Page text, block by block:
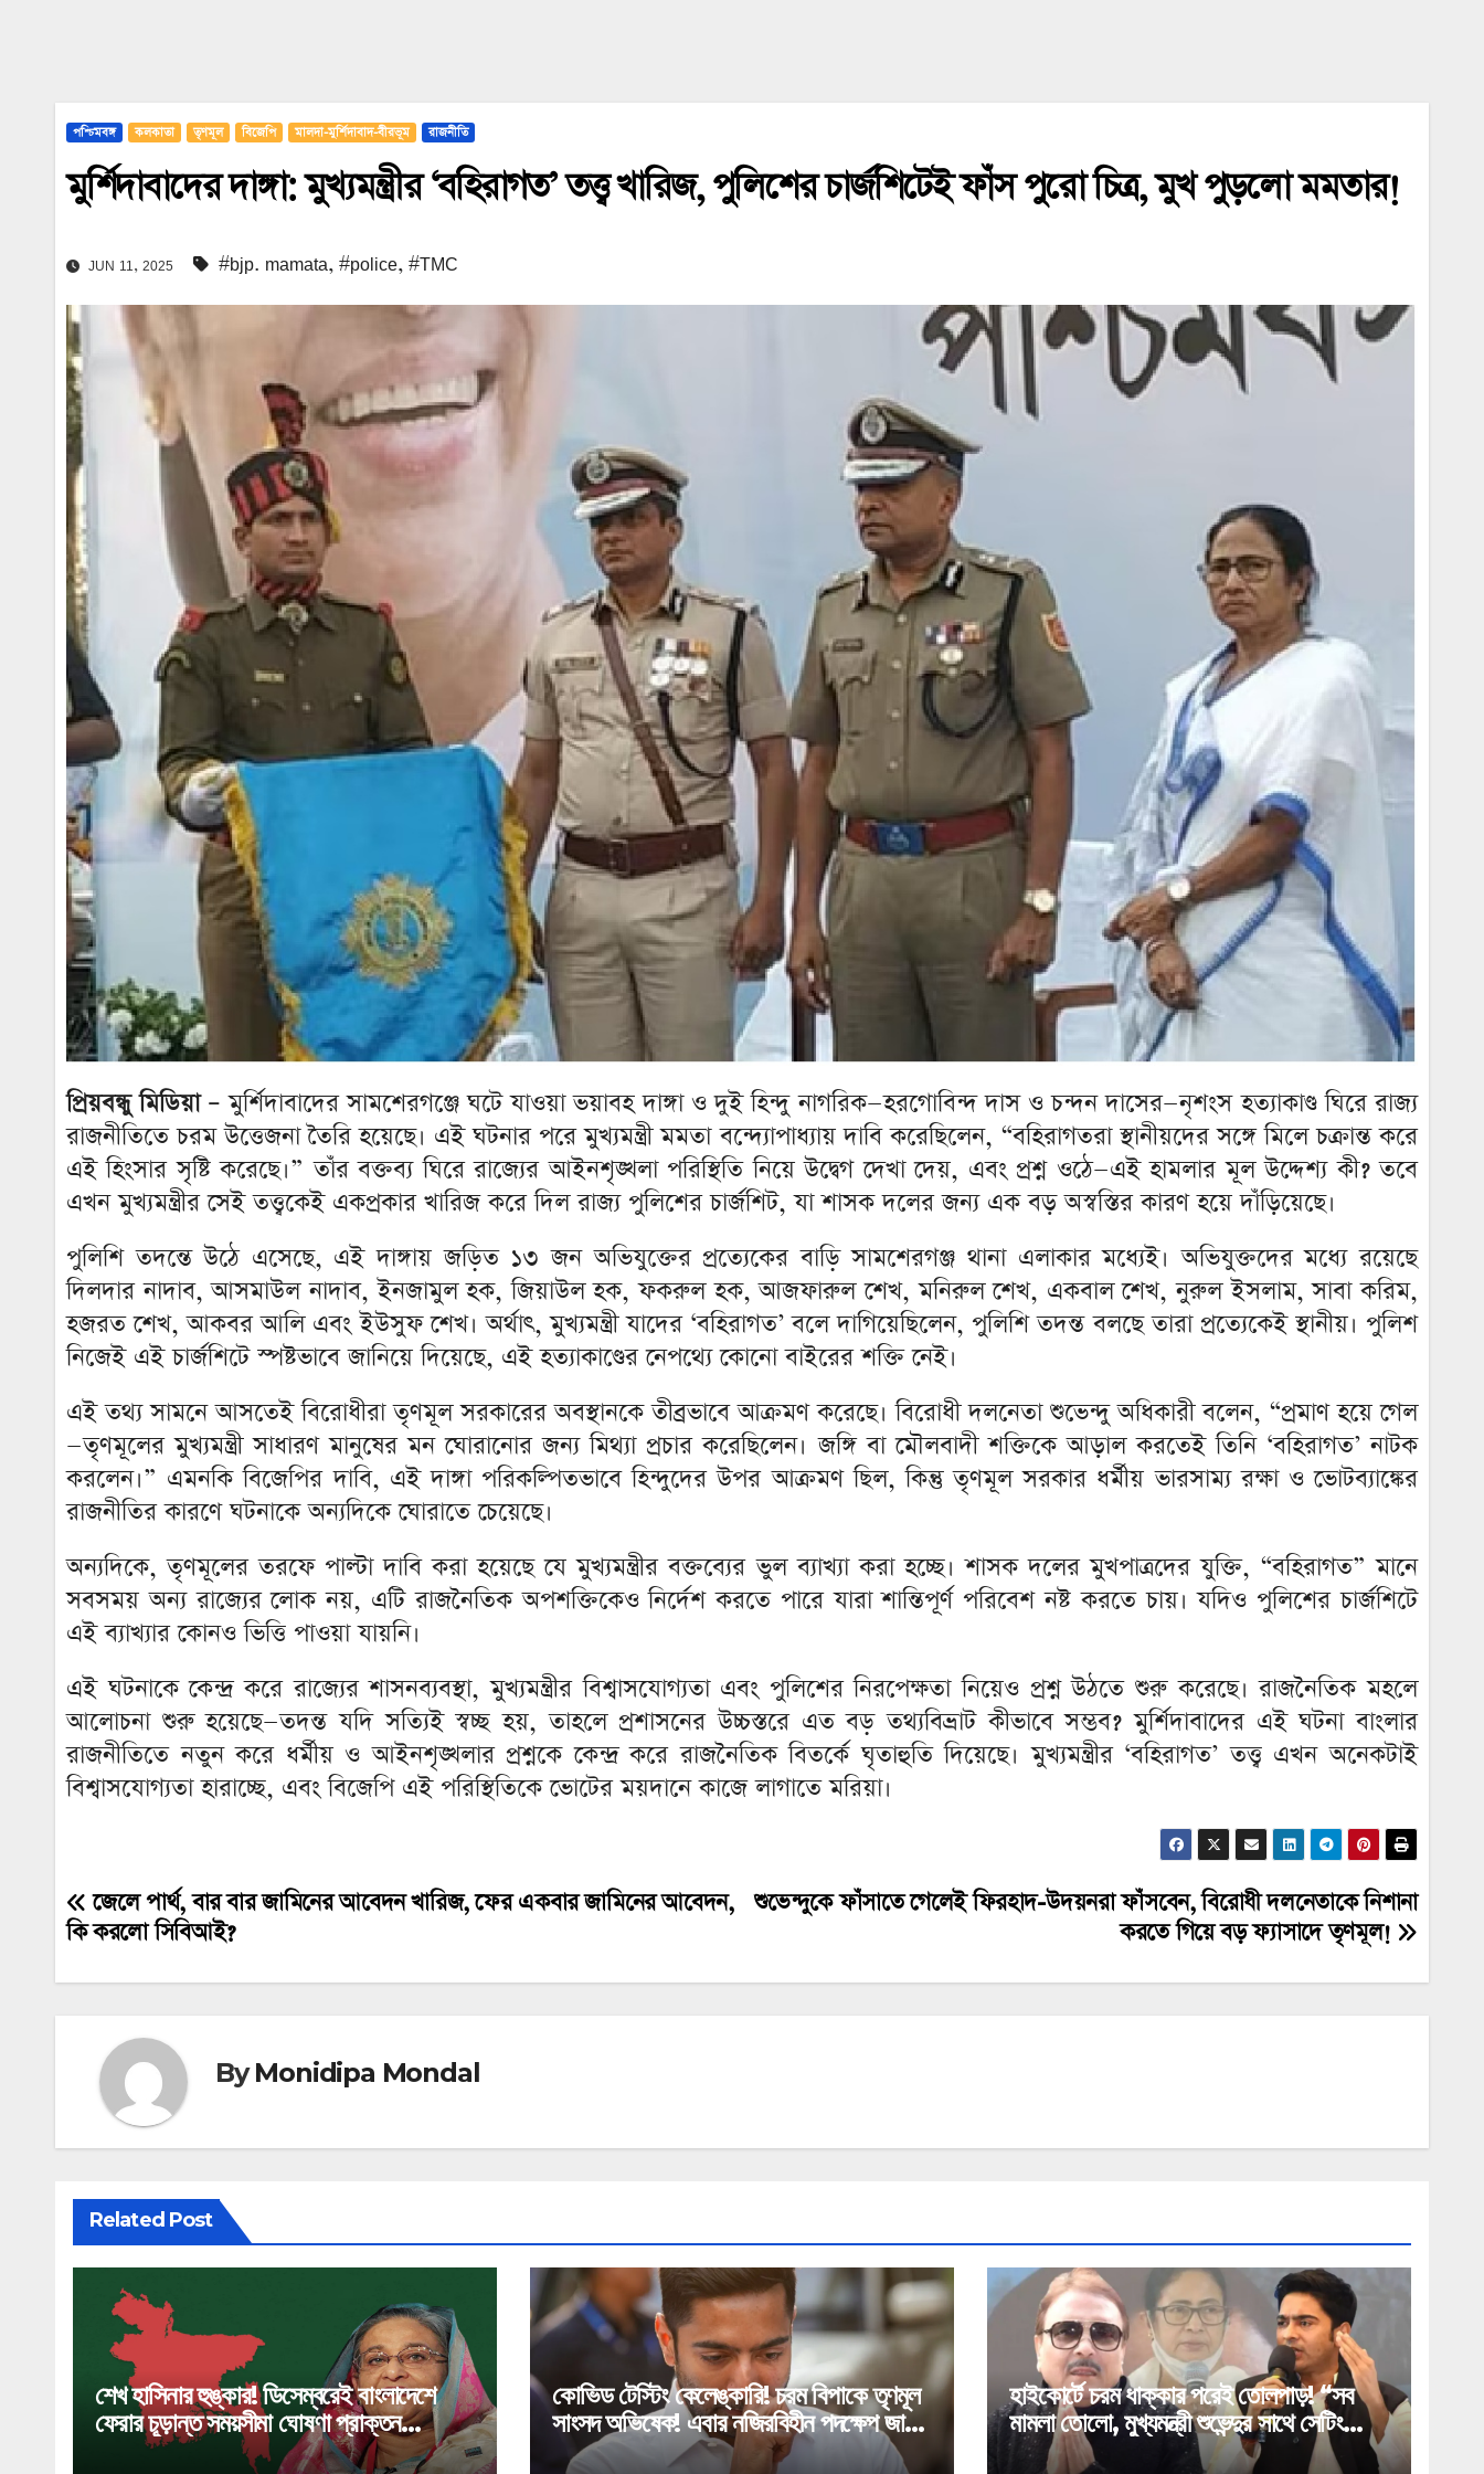
পশ্চিমবঙ্গ কলকাতা তৃণমূল বিজেপি মালদা-মুর্শিদাবাদ-বীরভূম রাজনীতি
মুর্শিদাবাদের দাঙ্গা: মুখ্যমন্ত্রীর ‘বহিরাগত’ তত্ত্ব খারিজ, পুলিশের চার্জশিটেই ফাঁস পুরো চিত্র, মুখ পুড়লো মমতার!
JUN 11, 2025 #bjp. mamata, #police, #TMC
প্রিয়বন্ধু মিডিয়া – মুর্শিদাবাদের সামশেরগঞ্জে ঘটে যাওয়া ভয়াবহ দাঙ্গা ও দুই হিন্দু নাগরিক—হরগোবিন্দ দাস ও চন্দন দাসের—নৃশংস হত্যাকাণ্ড ঘিরে রাজ্য
রাজনীতিতে চরম উত্তেজনা তৈরি হয়েছে। এই ঘটনার পরে মুখ্যমন্ত্রী মমতা বন্দ্যোপাধ্যায় দাবি করেছিলেন, “বহিরাগতরা স্থানীয়দের সঙ্গে মিলে চক্রান্ত করে
এই হিংসার সৃষ্টি করেছে।” তাঁর বক্তব্য ঘিরে রাজ্যের আইনশৃঙ্খলা পরিস্থিতি নিয়ে উদ্বেগ দেখা দেয়, এবং প্রশ্ন ওঠে—এই হামলার মূল উদ্দেশ্য কী? তবে
এখন মুখ্যমন্ত্রীর সেই তত্ত্বকেই একপ্রকার খারিজ করে দিল রাজ্য পুলিশের চার্জশিট, যা শাসক দলের জন্য এক বড় অস্বস্তির কারণ হয়ে দাঁড়িয়েছে।
পুলিশি তদন্তে উঠে এসেছে, এই দাঙ্গায় জড়িত ১৩ জন অভিযুক্তের প্রত্যেকের বাড়ি সামশেরগঞ্জ থানা এলাকার মধ্যেই। অভিযুক্তদের মধ্যে রয়েছে
দিলদার নাদাব, আসমাউল নাদাব, ইনজামুল হক, জিয়াউল হক, ফকরুল হক, আজফারুল শেখ, মনিরুল শেখ, একবাল শেখ, নুরুল ইসলাম, সাবা করিম,
হজরত শেখ, আকবর আলি এবং ইউসুফ শেখ। অর্থাৎ, মুখ্যমন্ত্রী যাদের ‘বহিরাগত’ বলে দাগিয়েছিলেন, পুলিশি তদন্ত বলছে তারা প্রত্যেকেই স্থানীয়। পুলিশ
নিজেই এই চার্জশিটে স্পষ্টভাবে জানিয়ে দিয়েছে, এই হত্যাকাণ্ডের নেপথ্যে কোনো বাইরের শক্তি নেই।
এই তথ্য সামনে আসতেই বিরোধীরা তৃণমূল সরকারের অবস্থানকে তীব্রভাবে আক্রমণ করেছে। বিরোধী দলনেতা শুভেন্দু অধিকারী বলেন, “প্রমাণ হয়ে গেল
—তৃণমূলের মুখ্যমন্ত্রী সাধারণ মানুষের মন ঘোরানোর জন্য মিথ্যা প্রচার করেছিলেন। জঙ্গি বা মৌলবাদী শক্তিকে আড়াল করতেই তিনি ‘বহিরাগত’ নাটক
করলেন।” এমনকি বিজেপির দাবি, এই দাঙ্গা পরিকল্পিতভাবে হিন্দুদের উপর আক্রমণ ছিল, কিন্তু তৃণমূল সরকার ধর্মীয় ভারসাম্য রক্ষা ও ভোটব্যাঙ্কের
রাজনীতির কারণে ঘটনাকে অন্যদিকে ঘোরাতে চেয়েছে।
অন্যদিকে, তৃণমূলের তরফে পাল্টা দাবি করা হয়েছে যে মুখ্যমন্ত্রীর বক্তব্যের ভুল ব্যাখ্যা করা হচ্ছে। শাসক দলের মুখপাত্রদের যুক্তি, “বহিরাগত” মানে
সবসময় অন্য রাজ্যের লোক নয়, এটি রাজনৈতিক অপশক্তিকেও নির্দেশ করতে পারে যারা শান্তিপূর্ণ পরিবেশ নষ্ট করতে চায়। যদিও পুলিশের চার্জশিটে
এই ব্যাখ্যার কোনও ভিত্তি পাওয়া যায়নি।
এই ঘটনাকে কেন্দ্র করে রাজ্যের শাসনব্যবস্থা, মুখ্যমন্ত্রীর বিশ্বাসযোগ্যতা এবং পুলিশের নিরপেক্ষতা নিয়েও প্রশ্ন উঠতে শুরু করেছে। রাজনৈতিক মহলে
আলোচনা শুরু হয়েছে—তদন্ত যদি সত্যিই স্বচ্ছ হয়, তাহলে প্রশাসনের উচ্চস্তরে এত বড় তথ্যবিভ্রাট কীভাবে সম্ভব? মুর্শিদাবাদের এই ঘটনা বাংলার
রাজনীতিতে নতুন করে ধর্মীয় ও আইনশৃঙ্খলার প্রশ্নকে কেন্দ্র করে রাজনৈতিক বিতর্কে ঘৃতাহুতি দিয়েছে। মুখ্যমন্ত্রীর ‘বহিরাগত’ তত্ত্ব এখন অনেকটাই
বিশ্বাসযোগ্যতা হারাচ্ছে, এবং বিজেপি এই পরিস্থিতিকে ভোটের ময়দানে কাজে লাগাতে মরিয়া।
Post
navigation
শুভেন্দুকে ফাঁসাতে গেলেই ফিরহাদ-উদয়নরা ফাঁসবেন, বিরোধী দলনেতাকে নিশানা
করতে গিয়ে বড় ফ্যাসাদে তৃণমূল!
জেলে পার্থ, বার বার জামিনের আবেদন খারিজ, ফের একবার জামিনের আবেদন,
কি করলো সিবিআই?
ByMonidipa Mondal
Related Post
শেখ হাসিনার হুঙ্কার! ডিসেম্বরেই বাংলাদেশে
ফেরার চূড়ান্ত সময়সীমা ঘোষণা প্রাক্তন
প্রধানমন্ত্রীর!
কোভিড টেস্টিং কেলেঙ্কারি! চরম বিপাকে তৃণমূল
সাংসদ অভিষেক! এবার নজিরবিহীন পদক্ষেপ জাতীয়
মেডিক্যাল কমিশনের!
হাইকোর্টে চরম ধাক্কার পরেই তোলপাড়! “সব
মামলা তোলো, মুখ্যমন্ত্রী শুভেন্দুর সাথে সেটিং
করো!”—অভিষেককে নিয়ে মদন মিত্রের